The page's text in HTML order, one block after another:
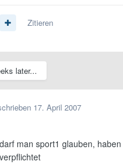
Zitieren
later...
17. April 2007
darf man sport1 glauben,
verpflichtet